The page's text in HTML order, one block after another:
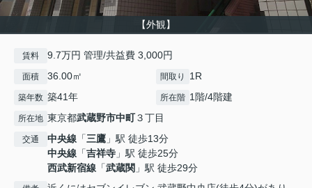
【外観】
賃料 9.7万円 管理/共益費 3,000円
面積 36.00㎡ 間取り 1R
築年数 築41年 所在階 1階/4階建
所在地 東京都武蔵野市中町３丁目
交通 中央線 「三鷹 」駅 徒歩13分
中央線 「吉祥寺 」駅 徒歩25分
西武新宿線 「武蔵関 」駅 徒歩29分